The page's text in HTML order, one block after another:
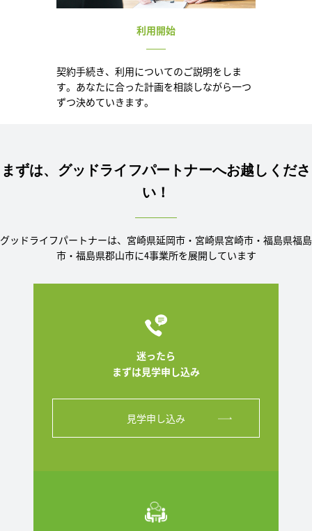
利用開始
契約手続き、利用についてのご説明をしま
す。あなたに合った計画を相談しながら一つ
ずつ決めていきます。
まずは、グッドライフパートナーへお越しくださ
い！
グッドライフパートナーは、宮崎県延岡市・宮崎県宮崎市・福島県福島
市・福島県郡山市に4事業所を展開しています
迷ったら
まずは見学申し込み
見学申し込み